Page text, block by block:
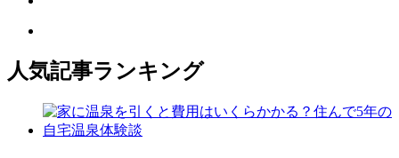
人気記事ランキング